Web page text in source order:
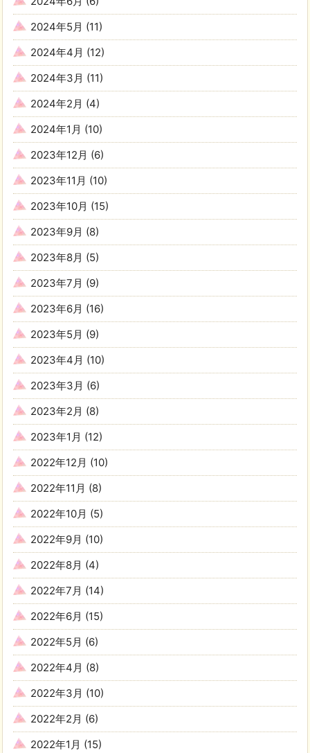
2024年5月 (11)
2024年4月 (12)
2024年3月 (11)
2024年2月 (4)
2024年1月 (10)
2023年12月 (6)
2023年11月 (10)
2023年10月 (15)
2023年9月 (8)
2023年8月 (5)
2023年7月 (9)
2023年6月 (16)
2023年5月 (9)
2023年4月 (10)
2023年3月 (6)
2023年2月 (8)
2023年1月 (12)
2022年12月 (10)
2022年11月 (8)
2022年10月 (5)
2022年9月 (10)
2022年8月 (4)
2022年7月 (14)
2022年6月 (15)
2022年5月 (6)
2022年4月 (8)
2022年3月 (10)
2022年2月 (6)
2022年1月 (15)